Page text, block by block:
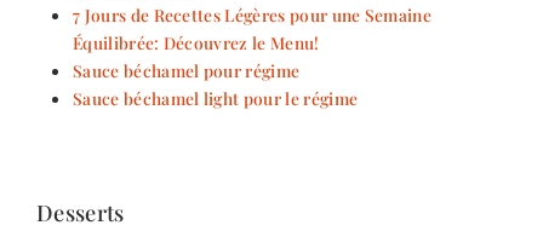
7 Jours de Recettes Légères pour une Semaine
Équilibrée: Découvrez le Menu!
Sauce béchamel pour régime
Sauce béchamel light pour le régime
Desserts